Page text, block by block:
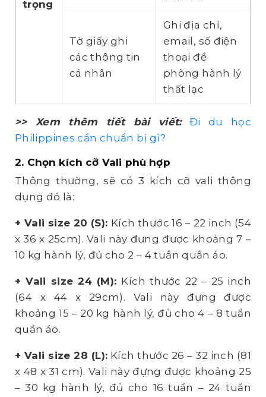
trọng
Tờ giấy ghi
các thông tin
cá nhân
Ghi địa chỉ,
email, số điện
thoại đề
phòng hành lý
thất lạc
>> Xem thêm tiết bài viết:
Đi du học
Philippines cần chuẩn bị gì?
2. Chọn kích cỡ Vali phù hợp
Thông thường, sẽ có 3 kích cỡ vali thông
dụng đó là:
+ Vali size 20 (S): Kích thước 16 – 22 inch (54
x 36 x 25cm). Vali này đựng được khoảng 7 –
10 kg hành lý, đủ cho 2 – 4 tuần quần áo.
+ Vali size 24 (M): Kích thước 22 – 25 inch
(64 x 44 x 29cm). Vali này đựng được
khoảng 15 – 20 kg hành lý, đủ cho 4 – 8 tuần
quần áo.
+ Vali size 28 (L): Kích thước 26 – 32 inch (81
x 48 x 31 cm). Vali này đựng được khoảng 25
– 30 kg hành lý, đủ cho 16 tuần – 24 tuần